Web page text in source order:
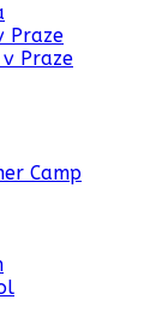
Praze
Praze
Camp